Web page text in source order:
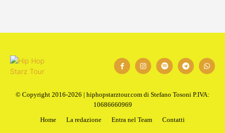
© Copyright 2016-2026 | hiphopstarztour.com di Stefano Tosoni P.IVA:
10686660969
Home
La redazione Entra nel Team Contatti